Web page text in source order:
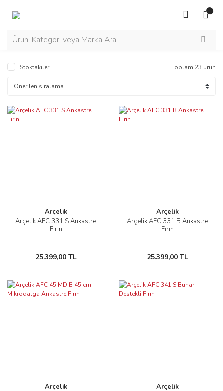
Stoktakiler Toplam 23 ürün
Arçelik
Arçelik AFC 331 S Ankastre
Fırın
25.399,00 TL
Arçelik
Arçelik AFC 331 B Ankastre
Fırın
25.399,00 TL
Arçelik
Arçelik